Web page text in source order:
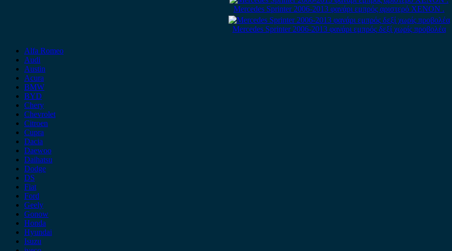
Mercedes Sprinter 2006-2013 φανάρι εμπρός αριστερό XENON .
Mercedes Sprinter 2006-2013 φανάρι εμπρός δεξί χωρίς προβολέα
Alfa Romeo
Audi
Austin
Acura
BMW
BYD
Chery
Chevrolet
Citroen
Cupra
Dacia
Daewoo
Daihatsu
Dodge
DS
Fiat
Ford
Geely
Gonow
Honda
Hyundai
Isuzu